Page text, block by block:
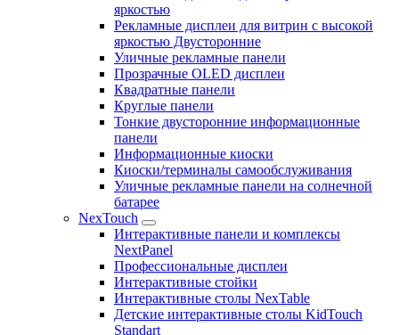
яркостью
Рекламные дисплеи для витрин с высокой
яркостью Двусторонние
Уличные рекламные панели
Прозрачные OLED дисплеи
Квадратные панели
Круглые панели
Тонкие двусторонние информационные
панели
Информационные киоски
Киоски/терминалы самообслуживания
Уличные рекламные панели на солнечной
батарее
NexTouch
Интерактивные панели и комплексы
NextPanel
Профессиональные дисплеи
Интерактивные стойки
Интерактивные столы NexTable
Детские интерактивные столы KidTouch
Standart